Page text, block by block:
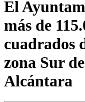
El
más de
cuadrados
zona Sur
Alcántara